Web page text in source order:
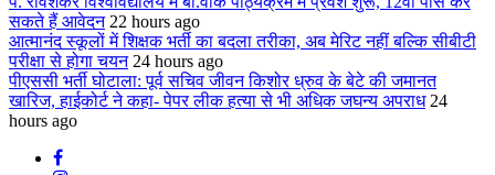
सकते हैं आवेदन 22 hours ago
आत्मानंद स्कूलों में शिक्षक भर्ती का बदला तरीका, अब मेरिट नहीं बल्कि सीबीटी
परीक्षा से होगा चयन 24 hours ago
पीएससी भर्ती घोटाला: पूर्व सचिव जीवन किशोर ध्रुव के बेटे की जमानत
खारिज, हाईकोर्ट ने कहा- पेपर लीक हत्या से भी अधिक जघन्य अपराध 24
hours ago